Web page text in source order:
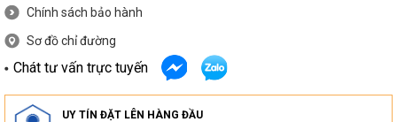
Chính sách bảo hành
Sơ đồ chỉ đường
Chát tư vấn trực tuyến
UY TÍN ĐẶT LÊN HÀNG ĐẦU